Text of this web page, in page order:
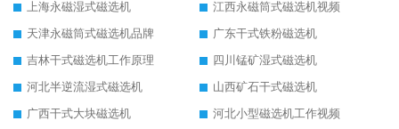
上海永磁湿式磁选机
江西永磁筒式磁选机视频
天津永磁筒式磁选机品牌
广东干式铁粉磁选机
吉林干式磁选机工作原理
四川锰矿湿式磁选机
河北半逆流湿式磁选机
山西矿石干式磁选机
广西干式大块磁选机
河北小型磁选机工作视频